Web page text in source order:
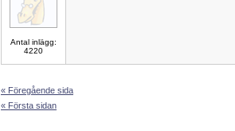
Antal inlägg:
4220
« Föregående sida
« Första sidan